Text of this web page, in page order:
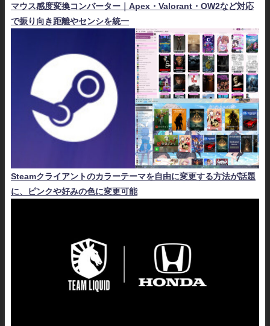
マウス感度変換コンバーター｜Apex・Valorant・OW2など対応
で振り向き距離やセンシを統一
Steamクライアントのカラーテーマを自由に変更する方法が話題
に、ピンクや好みの色に変更可能